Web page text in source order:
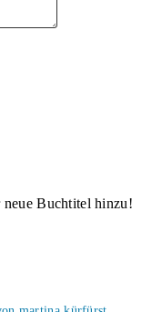
Buchtitel hinzu!